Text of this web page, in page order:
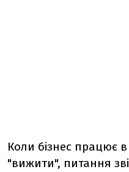
Коли бізнес працює
"вижити", питання